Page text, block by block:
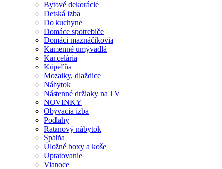
Bytové dekorácie
Detská izba
Do kuchyne
Domáce spotrebiče
Domáci maznáčikovia
Kamenné umývadlá
Kancelária
Kúpeľňa
Mozaiky, dlaždice
Nábytok
Nástenné držiaky na TV
NOVINKY
Obývacia izba
Podlahy
Ratanový nábytok
Spálňa
Úložné boxy a koše
Upratovanie
Vianoce